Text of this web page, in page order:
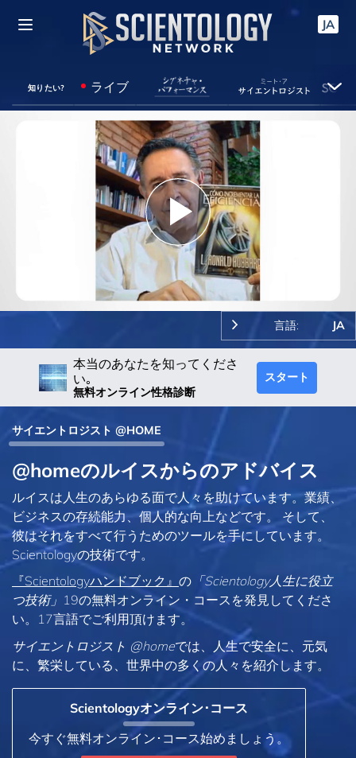
JA
知りたい? ライブ
Play
Video
言語: JA
本当のあなたを知ってくださ
い｡
無料オンライン性格診断
スタート
サイエントロジスト @HOME
@homeのルイスからのアドバイス
ルイスは人生のあらゆる面で人々を助けています。業績、
ビジネスの存続能力、個人的な向上などです。 そして、
彼はそれをすべて行うためのツールを手にしています。
Scientologyの技術です。
『Scientologyハンドブック』 の 「Scientology人生に役立
つ技術」 19の無料オンライン・コースを発見してくださ
い。17言語でご利用頂けます。
サイエントロジスト @homeでは、人生で安全に、元気
に、繁栄している、世界中の多くの人々を紹介します。
Scientologyオンライン･コース
今すぐ無料オンライン･コース始めましょう。